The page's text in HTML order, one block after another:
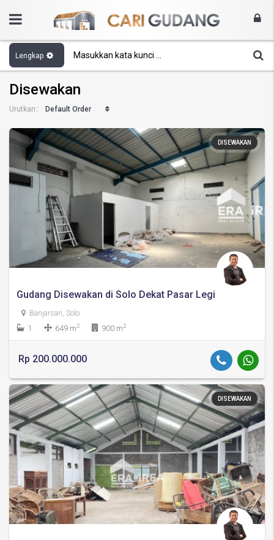
Lengkap
Disewakan
Urutkan:: Default Order
DISEWAKAN
Gudang Disewakan di Solo Dekat Pasar Legi
Banjarsari, Solo
1 649 m2 900 m2
Rp 200.000.000
DISEWAKAN